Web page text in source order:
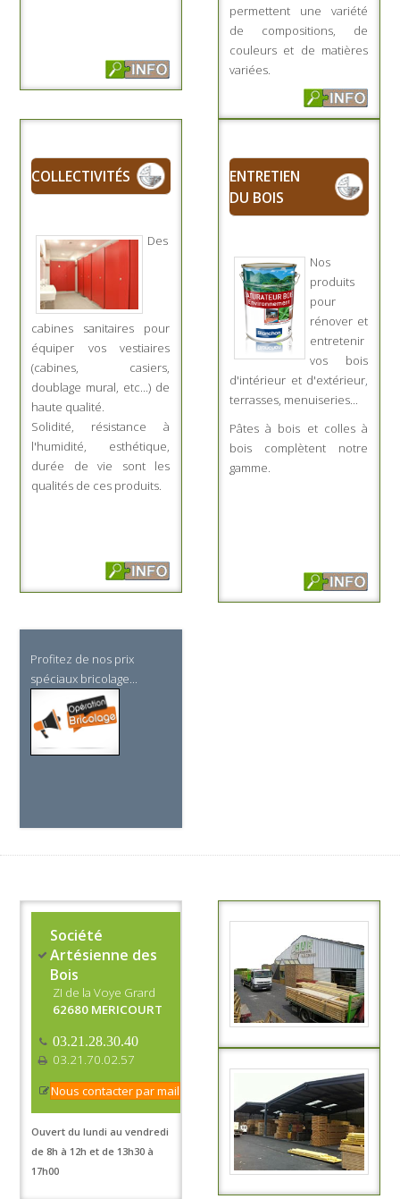
permettent une variété
de compositions, de
couleurs et de matières
variées.
COLLECTIVITÉS
Des
cabines sanitaires pour
équiper vos vestiaires
(cabines, casiers,
doublage mural, etc...) de
haute qualité.
Solidité, résistance à
l'humidité, esthétique,
durée de vie sont les
qualités de ces produits.
ENTRETIEN
DU BOIS
Nos
produits
pour
rénover et
entretenir
vos bois
d'intérieur et d'extérieur,
terrasses, menuiseries...
Pâtes à bois et colles à
bois complètent notre
gamme.
Profitez de nos prix
spéciaux bricolage...
Société
Artésienne des
Bois
ZI de la Voye Grard
62680 MERICOURT
03.21.28.30.40
03.21.70.02.57
Nous contacter par mail
Ouvert du lundi au vendredi
de 8h à 12h et de 13h30 à
17h00